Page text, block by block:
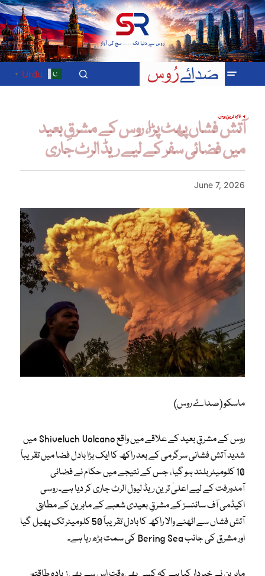
Urdu
▼
تازہ ترینروس
آتش فشاں پھٹ پڑا، روس کے مشرقِ بعید
میں فضائی سفر کے لیے ریڈ الرٹ جاری
June 7, 2026
ماسکو (صداۓ روس)
روس کے مشرقِ بعید کے علاقے میں واقع Shiveluch Volcano میں
شدید آتش فشانی سرگرمی کے بعد راکھ کا ایک بڑا بادل فضا میں تقریباً
10 کلومیٹر بلند ہو گیا، جس کے نتیجے میں حکام نے فضائی
آمدورفت کے لیے اعلیٰ ترین ریڈ لیول الرٹ جاری کر دیا ہے۔ روسی
اکیڈمی آف سائنسز کے مشرقِ بعیدی شعبے کے ماہرین کے مطابق
آتش فشاں سے اٹھنے والا راکھ کا بادل تقریباً 50 کلومیٹر تک پھیل گیا
اور مشرق کی جانب Bering Sea کی سمت بڑھ رہا ہے۔